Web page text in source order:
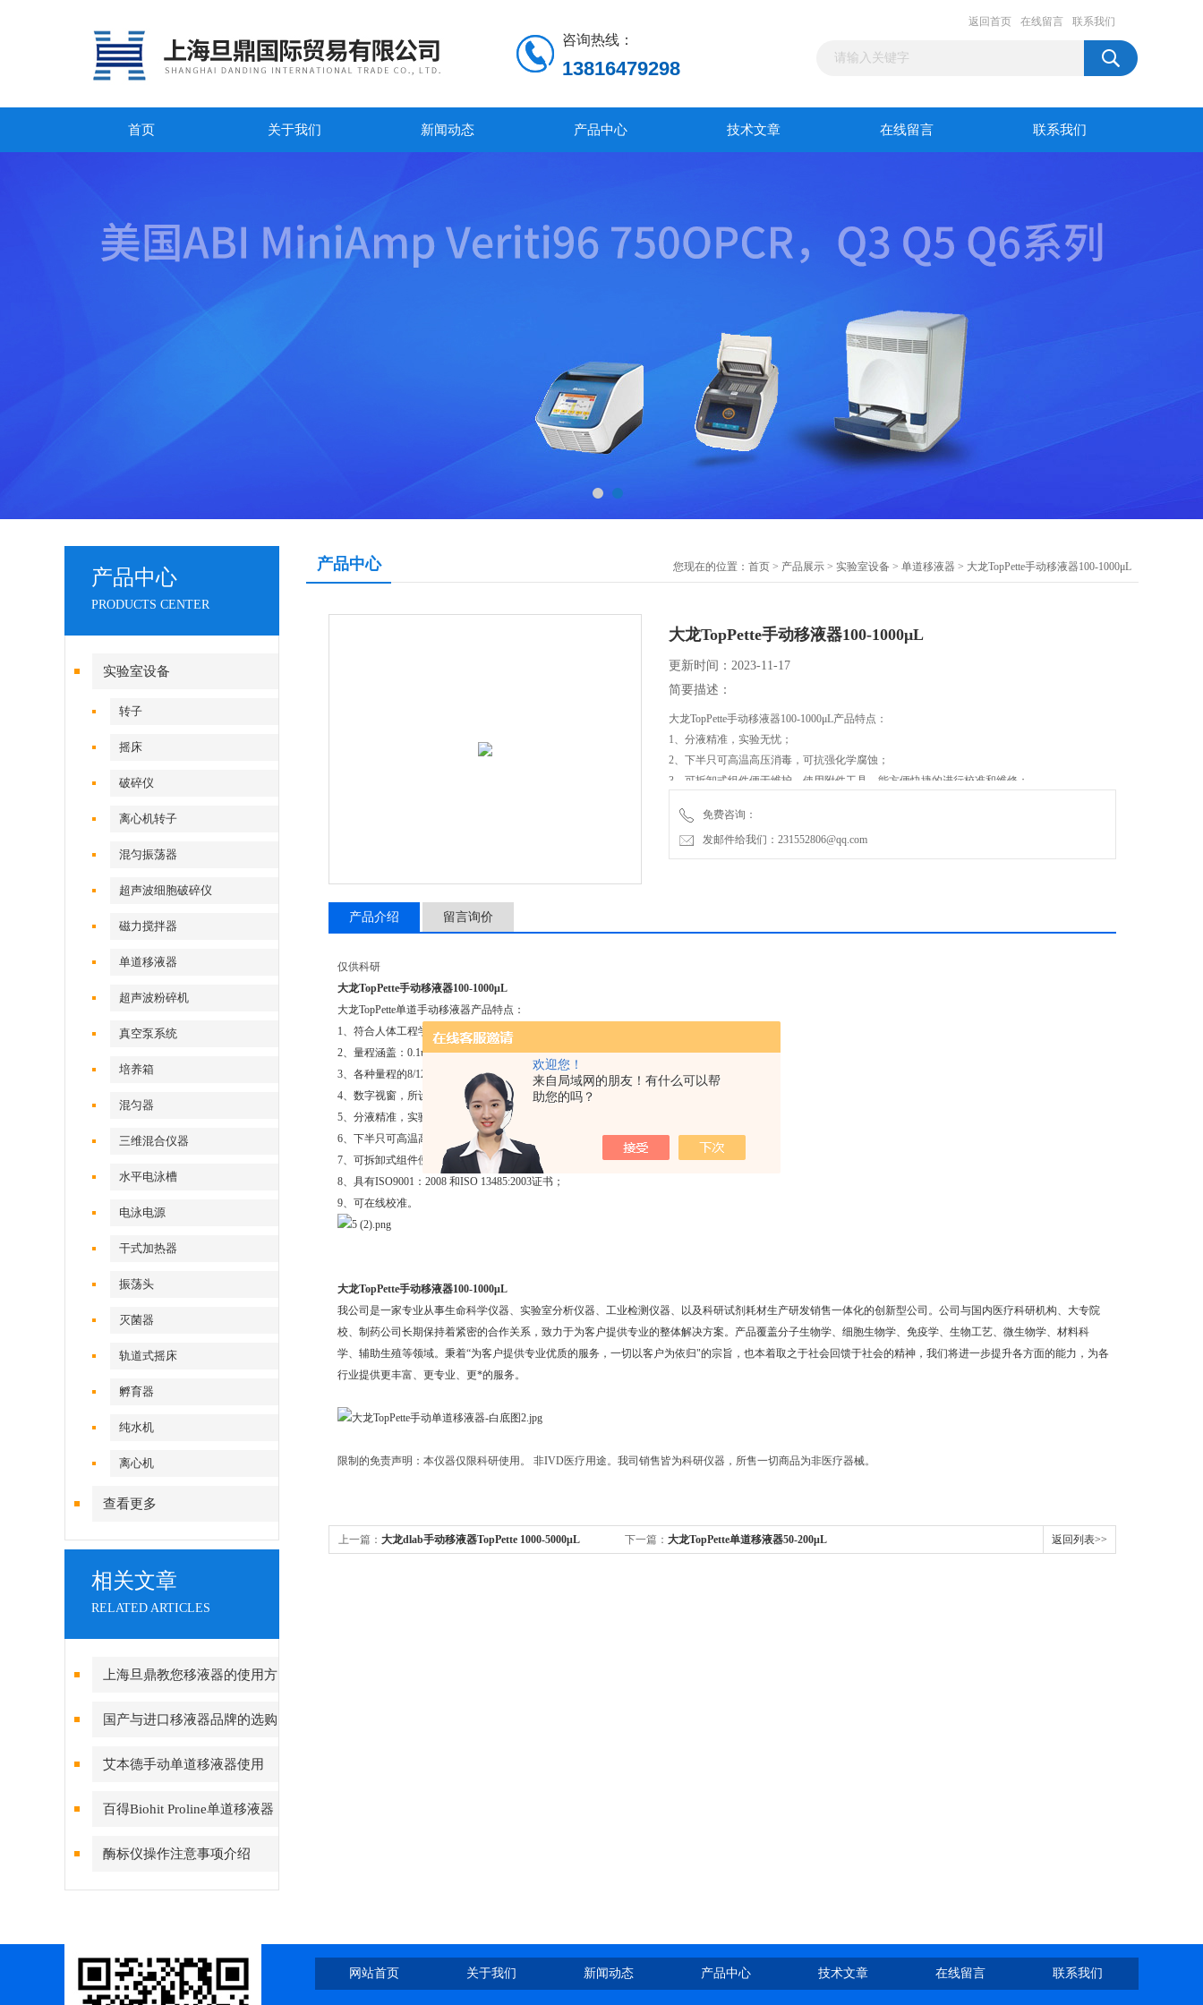
欢迎您！
来自局域网的朋友！有什么可以帮
助您的吗？
咨询热线：
13816479298
返回首页 在线留言 联系我们
首页 关于我们 新闻动态 产品中心 技术文章 在线留言 联系我们
产品中心
PRODUCTS CENTER
实验室设备
转子
摇床
破碎仪
离心机转子
混匀振荡器
超声波细胞破碎仪
磁力搅拌器
单道移液器
超声波粉碎机
真空泵系统
培养箱
混匀器
三维混合仪器
水平电泳槽
电泳电源
干式加热器
振荡头
灭菌器
轨道式摇床
孵育器
纯水机
离心机
查看更多
相关文章
RELATED ARTICLES
上海旦鼎教您移液器的使用方
法小妙招
国产与进口移液器品牌的选购
推荐
艾本德手动单道移液器使用
百得Biohit Proline单道移液器
介绍
酶标仪操作注意事项介绍
产品中心 您现在的位置： 首页 > 产品展示 > 实验室设备 > 单道移液器 > 大龙TopPette手动移液器100-1000μL
大龙TopPette手动移液器100-1000μL
更新时间：2023-11-17
简要描述：
大龙TopPette手动移液器100-1000μL产品特点：
1、分液精准，实验无忧；
2、下半只可高温高压消毒，可抗强化学腐蚀；
3、可拆卸式组件便于维护，使用附件工具，能方便快捷的进行校准和维修；
5、可在线校准。
免费咨询：
发邮件给我们：231552806@qq.com
产品介绍 留言询价
仅供科研
大龙TopPette手动移液器100-1000μL
大龙TopPette单道手动移液器产品特点：
1、符合人体工程学设计，轻触推杆设计，宽大的指撑设计，使移液更轻松；
2、量程涵盖：0.1ul~10ml； 机型分为单道可调式、单道固定式、多道可调式；
3、各种量程的8/12道移液器适用于标准96孔板；
4、数字视窗，所设量程一目了然；
5、分液精准，实验无忧；
6、下半只可高温高压消毒，可抗强化学腐蚀；
7、可拆卸式组件便于维护，使用附件工具，能方便快捷的进行校准和维修；
8、具有ISO9001：2008 和ISO 13485:2003证书；
9、可在线校准。
大龙TopPette手动移液器100-1000μL
我公司是一家专业从事生命科学仪器、实验室分析仪器、工业检测仪器、以及科研试剂耗材生产研发销售一体化的创新型公司。公司与国内医疗科研机构、大专院
校、制药公司长期保持着紧密的合作关系，致力于为客户提供专业的整体解决方案。产品覆盖分子生物学、细胞生物学、免疫学、生物工艺、微生物学、材料科
学、辅助生殖等领域。秉着“为客户提供专业优质的服务，一切以客户为依归"的宗旨，也本着取之于社会回馈于社会的精神，我们将进一步提升各方面的能力，为各
行业提供更丰富、更专业、更*的服务。
限制的免责声明：本仪器仅限科研使用。 非IVD医疗用途。我司销售皆为科研仪器，所售一切商品为非医疗器械。
上一篇： 大龙dlab手动移液器TopPette 1000-5000μL 下一篇： 大龙TopPette单道移液器50-200μL 返回列表>>
网站首页 关于我们 新闻动态 产品中心 技术文章 在线留言 联系我们